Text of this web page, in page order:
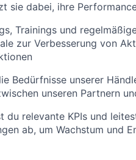
sie dabei, ihre
Trainings und
zur Verbesserung von
Bedürfnisse unserer
unseren Partnern
du relevante KPIs und
ab, um Wachstum und